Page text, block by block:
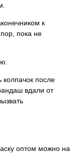
к
пока не
после
вдали от
оптом можно на